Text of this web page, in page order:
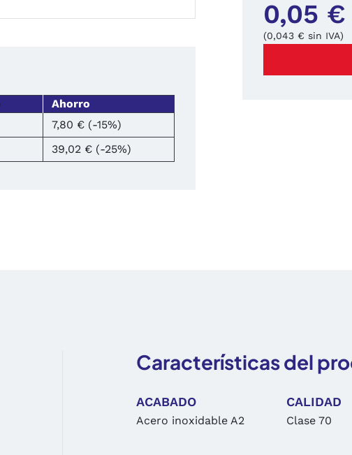
Ahorro
7,80 € (-15%)
39,02 € (-25%)
0,05 €
(0,043 € sin IVA)
Características del
ACABADO
Acero inoxidable A2
CALIDAD
Clase 70